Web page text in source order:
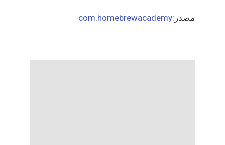
مصدر:com.homebrewacademy